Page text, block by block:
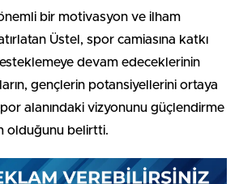
bir motivasyon ve ilham
Üstel, spor camiasına katkı
devam edeceklerinin
gençlerin potansiyellerini ortaya
alanındaki vizyonunu güçlendirme
olduğunu belirtti.